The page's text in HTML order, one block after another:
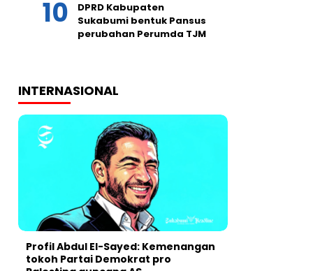
DPRD Kabupaten
Sukabumi bentuk Pansus
perubahan Perumda TJM
INTERNASIONAL
Profil Abdul El-Sayed: Kemenangan
tokoh Partai Demokrat pro